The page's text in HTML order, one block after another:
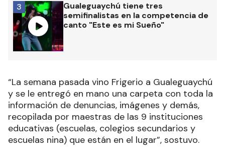
Gualeguaychú tiene tres
semifinalistas en la competencia de
canto "Este es mi Sueño"
3
“La semana pasada vino Frigerio a Gualeguaychú
y se le entregó en mano una carpeta con toda la
información de denuncias, imágenes y demás,
recopilada por maestras de las 9 instituciones
educativas (escuelas, colegios secundarios y
escuelas nina) que están en el lugar”, sostuvo.